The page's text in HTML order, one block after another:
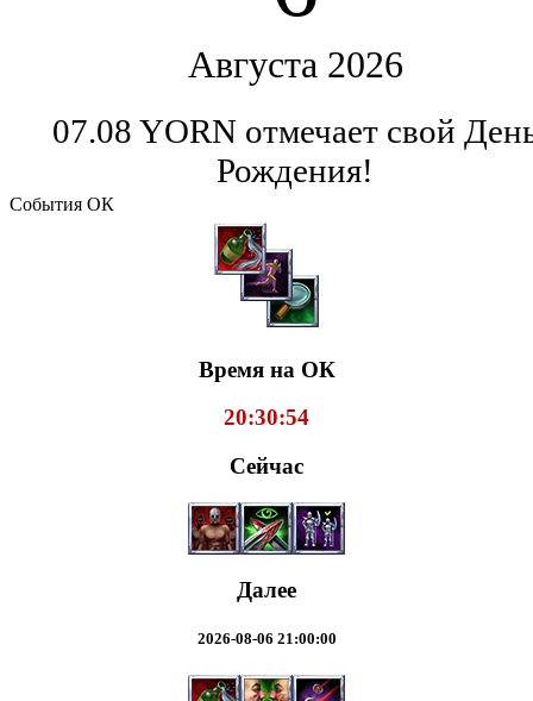
Августа 2026
07.08 YORN отмечает свой
Рождения!
События ОК
Время на ОК
20:30:54
Сейчас
Далее
2026-08-06 21:00:00